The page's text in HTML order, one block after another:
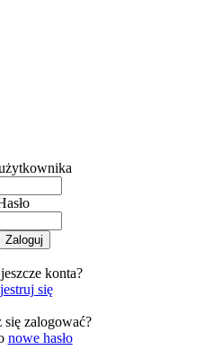
konta?
się
się zalogować?
nowe hasło